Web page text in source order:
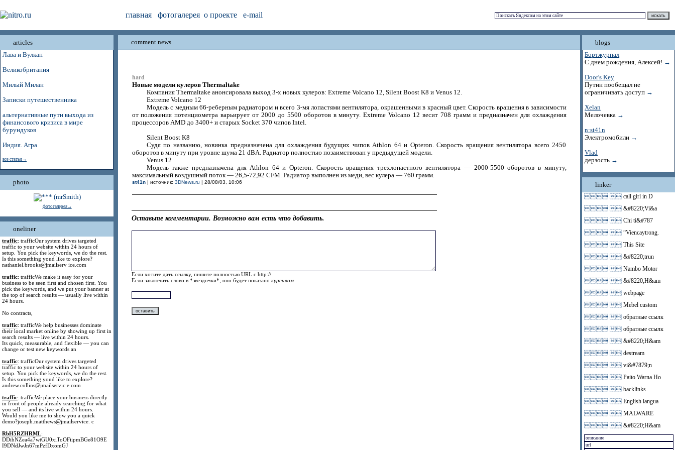
главная фотогалерея о проекте e-mail
articles
Лава и Вулкан
Великобритания
Милый Милан
Записки путешественника
альтернативные пути выхода из
финансового кризиса в мире
бурундуков
Индия. Агра
все статьи→
photo
фотогалерея→
oneliner
traffic: trafficOur system drives targeted
traffic to your website within 24 hours of
setup. You pick the keywords, we do the rest.
Is this something youd like to explore?
nathaniel.brooks@jmailserv ice.com
traffic: trafficWe make it easy for your
business to be seen first and chosen first. You
pick the keywords, and we put your banner at
the top of search results — usually live within
24 hours.
No contracts,
traffic: trafficWe help businesses dominate
their local market online by showing up first in
search results — live within 24 hours.
Its quick, measurable, and flexible — you can
change or test new keywords an
traffic: trafficOur system drives targeted
traffic to your website within 24 hours of
setup. You pick the keywords, we do the rest.
Is this something youd like to explore?
andrew.collins@jmailservic e.com
traffic: trafficWe place your business directly
in front of people already searching for what
you sell — and its live within 24 hours.
Would you like me to show you a quick
demo?joseph.matthews@jmailservice. c
RbH5RZHRML:
DDibNZea4a7wtGU0xiToOFiipmBGe81O9E
I9DNdJwJn67mPzfDxomGJ
comment news
hard
Новые модели кулеров Thermaltake
Компания Thermaltake анонсировала выход 3-х новых кулеров: Extreme Volcano 12, Silent Boost K8 и Venus 12.
Extreme Volcano 12
Модель с медным 66-реберным радиатором и всего 3-мя лопастями вентилятора, окрашенными в красный цвет. Скорость вращения в зависимости
от положения потенциометра варьирует от 2000 до 5500 оборотов в минуту. Extreme Volcano 12 весит 708 грамм и предназначен для охлаждения
процессоров AMD до 3400+ и старых Socket 370 чипов Intel.
Silent Boost K8
Судя по названию, новинка предназначена для охлаждения будущих чипов Athlon 64 и Opteron. Скорость вращения вентилятора всего 2450
оборотов в минуту при уровне шума 21 dBA. Радиатор полностью позаимствован у предыдущей модели.
Venus 12
Модель также предназначена для Athlon 64 и Opteron. Скорость вращения трехлопастного вентилятора — 2000-5500 оборотов в минуту,
максимальный воздушный поток — 26,5-72,92 CFM. Радиатор выполнен из меди, вес кулера — 760 грамм.
st41n| источник: 3DNews.ru | 28/08/03, 10:06
Оставьте комментарии. Возможно вам есть что добавить.
Если хотите дать ссылку, пишите полностью URL с http://
Если заключить слово в *звёздочки*, оно будет показанокурсивом
blogs
Бортжурнал
С днем рождения, Алексей! →
Door's Key
Путин пообещал не
ограничивать доступ →
Xelan
Мелочевка →
n:st41n
Электромобили →
Vlad
дерзость →
linker
  call girl in D
  &#8220;Vi&a
  Chi ti&#787
  “Viencaytrong.
  This Site
  &#8220;trun
  Nambo Motor
  &#8220;H&am
  webpage
  Mebel custom
  обратные ссылк
  обратные ссылк
  &#8220;H&am
  destream
  vi&#7879;n
  Paito Warna Ho
  backlinks
  English langua
  MALWARE
  &#8220;H&am